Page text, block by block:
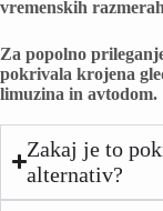
vremenskih
Za popolno
pokrivala krojena
limuzina in avtodom.
Zakaj je to
alternativ?